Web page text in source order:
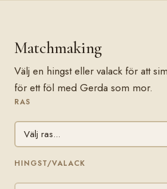
Matchmaking
Välj en hingst eller valack för att
för ett föl med Gerda som mor.
RAS
HINGST/VALACK